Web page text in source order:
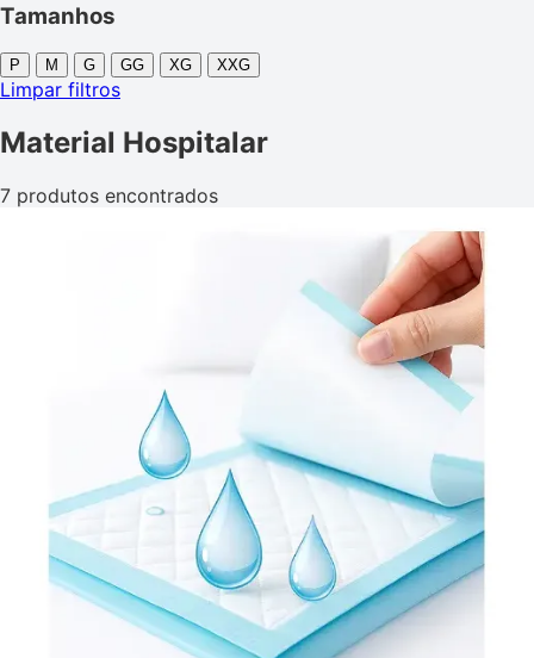
Tamanhos
P M G GG XG XXG
Limpar filtros
Material Hospitalar
7 produtos encontrados